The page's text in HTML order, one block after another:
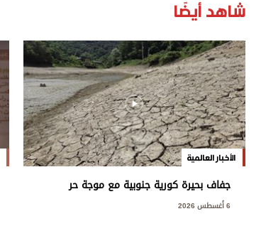
شاهد أيضًا
الأخبار العالمية
جفاف بحيرة كورية جنوبية مع موجة حر
قياسية
6 أغسطس 2026